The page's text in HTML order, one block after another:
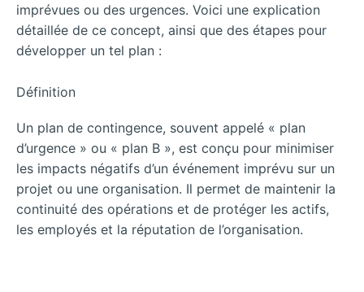
imprévues ou des urgences. Voici une explication
détaillée de ce concept, ainsi que des étapes pour
développer un tel plan :
Définition
Un plan de contingence, souvent appelé « plan
d’urgence » ou « plan B », est conçu pour minimiser
les impacts négatifs d’un événement imprévu sur un
projet ou une organisation. Il permet de maintenir la
continuité des opérations et de protéger les actifs,
les employés et la réputation de l’organisation.